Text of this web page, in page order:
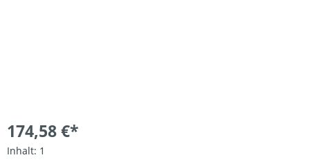
174,58 €*
Inhalt: 1